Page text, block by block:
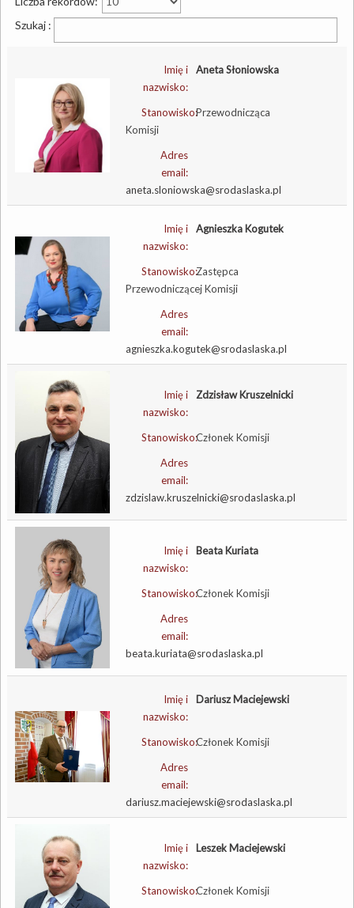
Szukaj :
Imię i
nazwisko:
Aneta Słoniowska
Stanowisko:Przewodnicząca
Komisji
Adres
email:
aneta.sloniowska@srodaslaska.pl
Imię i
nazwisko:
Agnieszka Kogutek
Stanowisko:Zastępca
Przewodniczącej Komisji
Adres
email:
agnieszka.kogutek@srodaslaska.pl
Imię i
nazwisko:
Zdzisław Kruszelnicki
Stanowisko:Członek Komisji
Adres
email:
zdzislaw.kruszelnicki@srodaslaska.pl
Imię i
nazwisko:
Beata Kuriata
Stanowisko:Członek Komisji
Adres
email:
beata.kuriata@srodaslaska.pl
Imię i
nazwisko:
Dariusz Maciejewski
Stanowisko:Członek Komisji
Adres
email:
dariusz.maciejewski@srodaslaska.pl
Imię i
nazwisko:
Leszek Maciejewski
Stanowisko:Członek Komisji